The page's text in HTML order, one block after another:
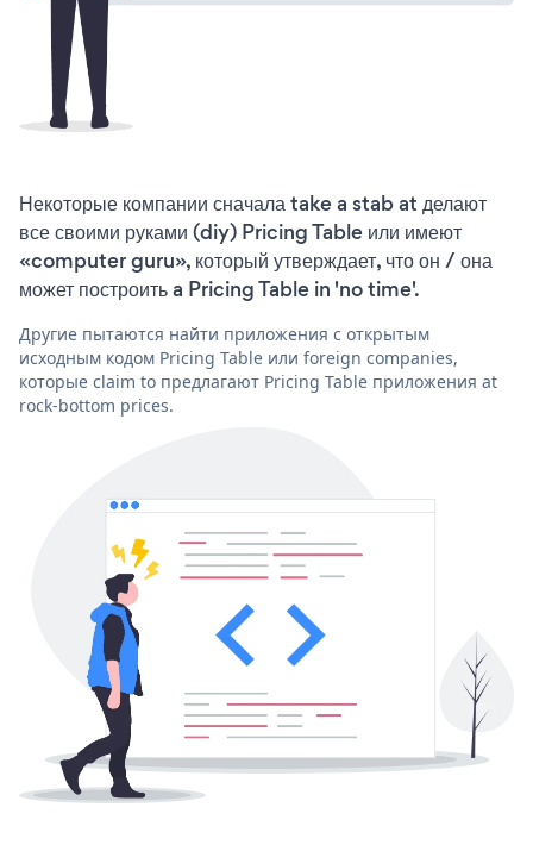
Некоторые компании сначала take a stab at делают
все своими руками (diy) Pricing Table или имеют
«computer guru», который утверждает, что он / она
может построить a Pricing Table in 'no time'.
Другие пытаются найти приложения с открытым
исходным кодом Pricing Table или foreign companies,
которые claim to предлагают Pricing Table приложения at
rock-bottom prices.